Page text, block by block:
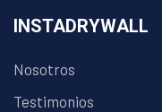
INSTADRYWALL
Nosotros
Testimonios